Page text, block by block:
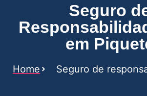
Seguro
em
Home Seguro de